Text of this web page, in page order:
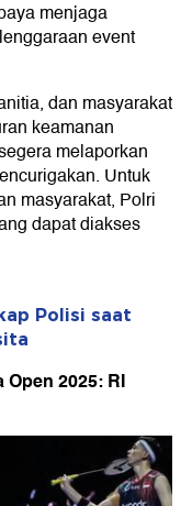
menjaga
event
dan masyarakat
keamanan
melaporkan
Untuk
masyarakat, Polri
dapat diakses
Polisi saat
2025: RI